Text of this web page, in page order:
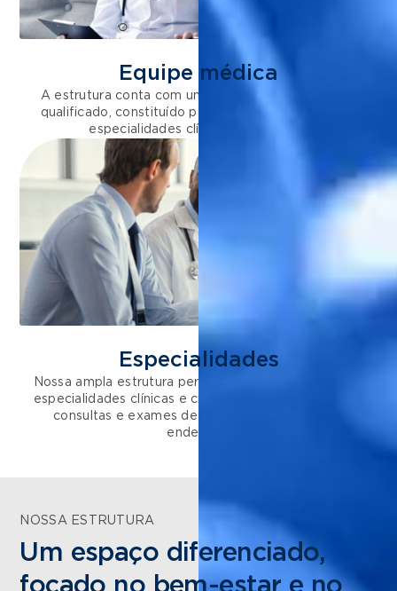
Equipe médica
A estrutura conta com um corpo clínico altamente
qualificado, constituído por médicos de diferentes
especialidades clínicas e cirúrgicas.
Especialidades
Nossa ampla estrutura permite acomodar diferentes
especialidades clínicas e cirúrgicas, e a realização de
consultas e exames de diagnóstico no mesmo
endereço.
NOSSA ESTRUTURA
Um espaço diferenciado,